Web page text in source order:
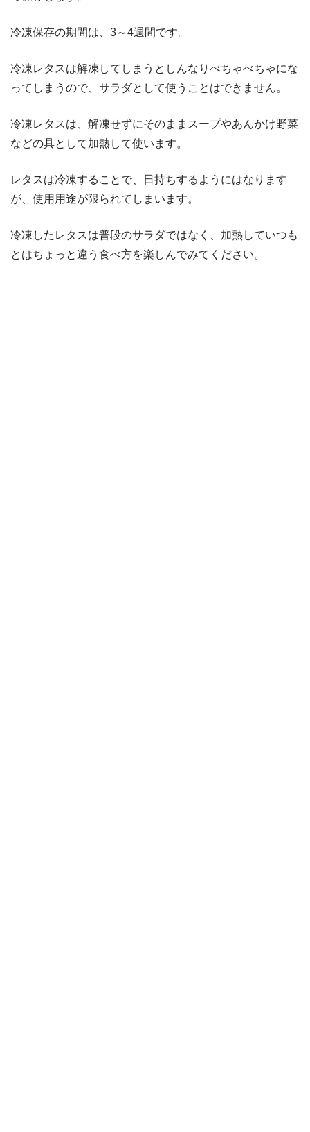
冷凍保存の期間は、3～4週間です。
冷凍レタスは解凍してしまうとしんなりべちゃべちゃにな
ってしまうので、サラダとして使うことはできません。
冷凍レタスは、解凍せずにそのままスープやあんかけ野菜
などの具として加熱して使います。
レタスは冷凍することで、日持ちするようにはなります
が、使用用途が限られてしまいます。
冷凍したレタスは普段のサラダではなく、加熱していつも
とはちょっと違う食べ方を楽しんでみてください。